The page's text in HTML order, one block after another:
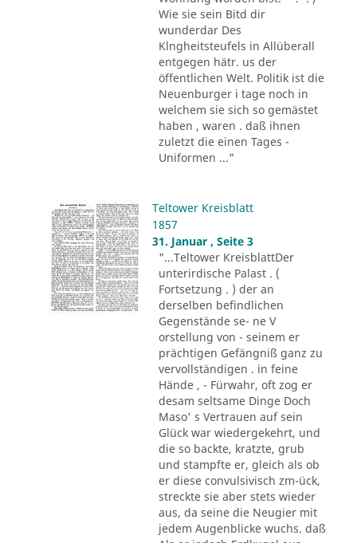
Wie sie sein Bitd dir
wunderdar Des
Klngheitsteufels in Allüberall
entgegen hätr. us der
öffentlichen Welt. Politik ist die
Neuenburger i tage noch in
welchem sie sich so gemästet
haben , waren . daß ihnen
zuletzt die einen Tages -
Uniformen ..."
Teltower Kreisblatt
1857
31. Januar , Seite 3
"...Teltower KreisblattDer
unterirdische Palast . (
Fortsetzung . ) der an
derselben befindlichen
Gegenstände se- ne V
orstellung von - seinem er
prächtigen Gefängniß ganz zu
vervollständigen . in feine
Hände , - Fürwahr, oft zog er
desam seltsame Dinge Doch
Maso' s Vertrauen auf sein
Glück war wiedergekehrt, und
die so backte, kratzte, grub
und stampfte er, gleich als ob
er diese convulsivisch zm-ück,
streckte sie aber stets wieder
aus, da seine die Neugier mit
jedem Augenblicke wuchs. daß